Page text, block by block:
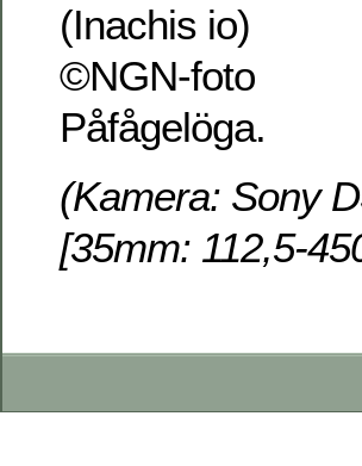
Påfågelöga.
(Kamera: Sony
[35mm: 112,5-